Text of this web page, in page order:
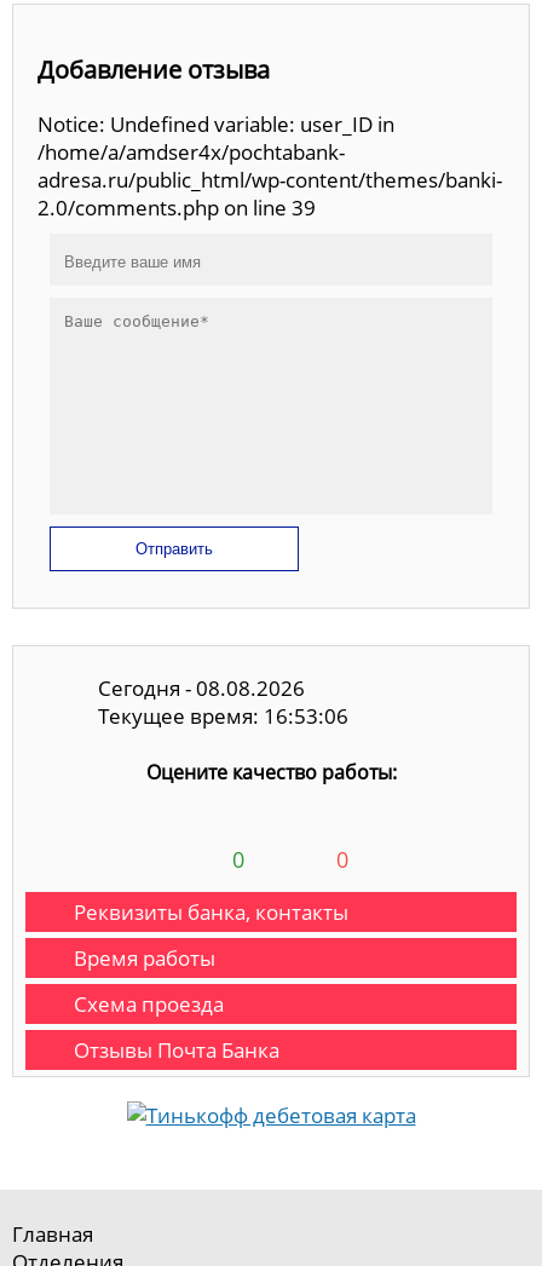
Добавление отзыва
Notice: Undefined variable: user_ID in
/home/a/amdser4x/pochtabank-
adresa.ru/public_html/wp-content/themes/banki-
2.0/comments.php on line 39
Отправить
Сегодня - 08.08.2026
Текущее время: 16:53:06
Оцените качество работы:
0 0
Реквизиты банка, контакты
Время работы
Схема проезда
Отзывы Почта Банка
Главная